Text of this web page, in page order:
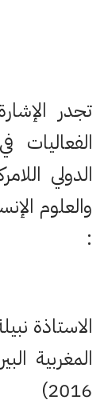
تجدر
الفعاليات
الدولي
والعلوم
:
الاستاذة
2016)